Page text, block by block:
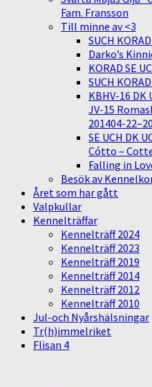
Fam. Fransson
Till minne av <3
SUCH
Darko’s
KORAD SE
SUCH
KBHV-16 DK
JV-15
201404-
SE UCH DK
Cótto –
Falling in
Besök av
Året som har gått
Valpkullar
Kennelträffar
Kennelträff 2024
Kennelträff 2023
Kennelträff 2019
Kennelträff 2014
Kennelträff 2012
Kennelträff 2010
Jul-och Nyårshälsningar
Tr(h)immelriket
Flisan 4